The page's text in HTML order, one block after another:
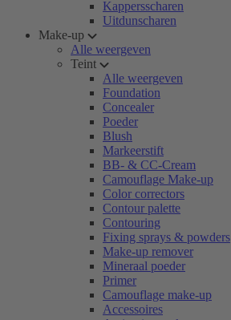
Kappersscharen
Uitdunscharen
Make-up
Alle weergeven
Teint
Alle weergeven
Foundation
Concealer
Poeder
Blush
Markeerstift
BB- & CC-Cream
Camouflage Make-up
Color correctors
Contour palette
Contouring
Fixing sprays & powders
Make-up remover
Mineraal poeder
Primer
Camouflage make-up
Accessoires